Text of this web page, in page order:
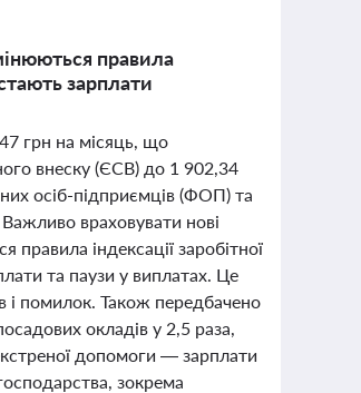
правила
зарплати
грн на місяць, що
внеску (ЄСВ) до 1 902,34
осіб-підприємців (ФОП) та
враховувати нові
індексації заробітної
та паузи у виплатах. Це
і помилок. Також передбачено
окладів у 2,5 раза,
допомоги — зарплати
зокрема